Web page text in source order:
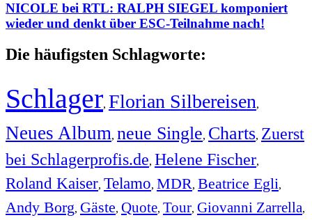
NICOLE bei RTL: RALPH SIEGEL komponiert
wieder und denkt über ESC-Teilnahme nach!
Die häufigsten Schlagworte:
Schlager, Florian Silbereisen,
Neues Album, neue Single, Charts, Zuerst
bei Schlagerprofis.de, Helene Fischer,
Roland Kaiser, Telamo, MDR, Beatrice Egli,
Andy Borg, Gäste, Quote, Tour, Giovanni Zarrella,